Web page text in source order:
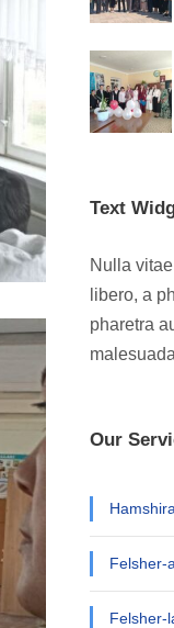
Text
Nulla
libero, a
pharetra
Our
Felsher-
Felsher-